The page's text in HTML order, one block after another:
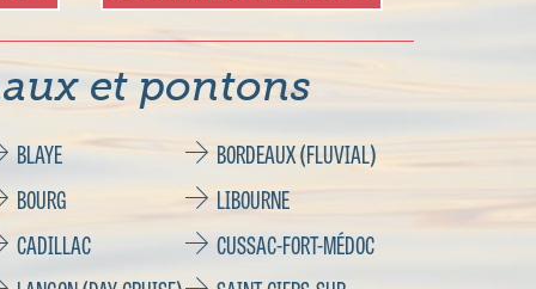
et pontons
BLAYE
BORDEAUX (FLUVIAL)
BOURG
LIBOURNE
CADILLAC
CUSSAC-FORT-MÉDOC